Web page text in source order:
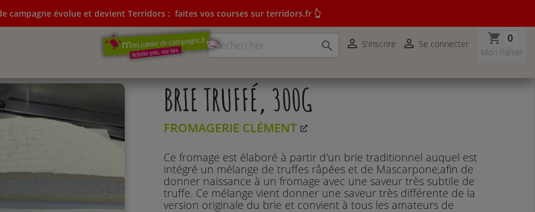
campagne évolue et devient Terridors : faites vos courses sur terridors.fr 👆
  S'inscrire  Se connecter shopping_cart 0
Mon Panier
évolue et devient Terridors:faites vos courses sur terridors.fr 👆
BRIE TRUFFÉ, 300G
FROMAGERIE CLÉMENT
Ce fromage est élaboré à partir d'un brie traditionnel auquel est
intégré un mélange de truffes râpées et de Mascarpone,afin de
donner naissance à un fromage avec une saveur très subtile de
truffe. Ce mélange vient donner une saveur très différente de la
version originale du brie et convient à tous les amateurs de